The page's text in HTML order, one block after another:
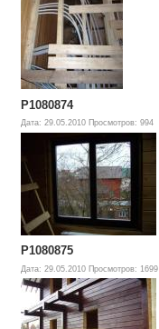
P1080874
Дата: 29.05.2010 Просмотров: 994
P1080875
Дата: 29.05.2010 Просмотров: 1699